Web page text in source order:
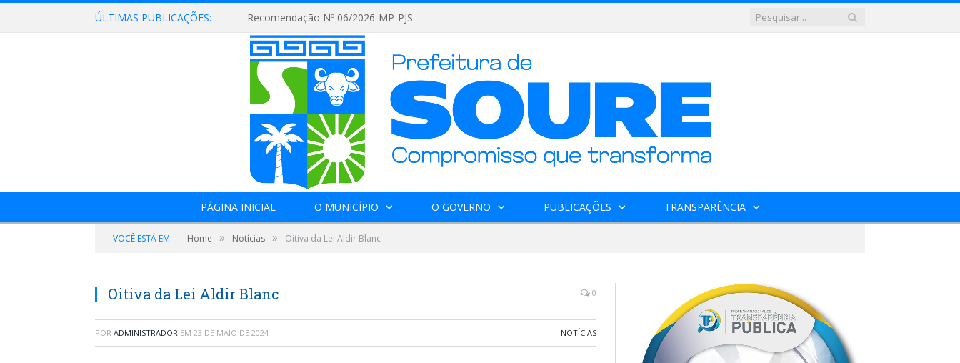
ÚLTIMAS PUBLICAÇÕES: Recomendação Nº 06/2026-MP-PJS
PÁGINA INICIAL O MUNICÍPIO O GOVERNO PUBLICAÇÕES TRANSPARÊNCIA
VOCÊ ESTÁ EM: Home » Notícias » Oitiva da Lei Aldir Blanc
Oitiva da Lei Aldir Blanc 0
POR ADMINISTRADOR EM 23 DE MAIO DE 2024 NOTÍCIAS